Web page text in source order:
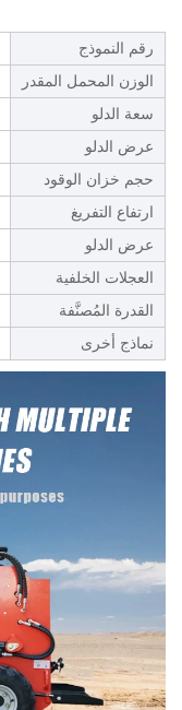
رقم النموذج
الوزن المحمل المقدر
سعة الدلو
عرض الدلو
حجم خزان الوقود
ارتفاع التفريغ
عرض الدلو
العجلات الخلفية
القدرة المُصنَّفة
نماذج أخرى